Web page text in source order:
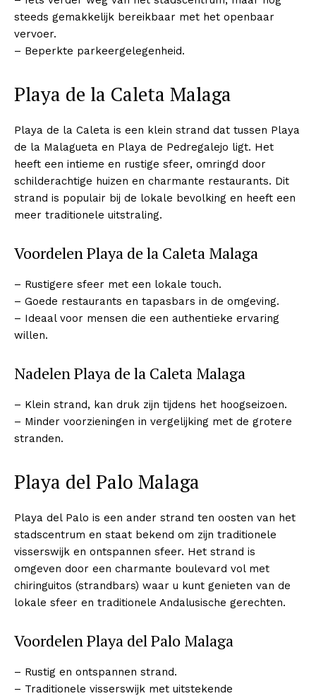
steeds gemakkelijk bereikbaar met het openbaar
vervoer.
– Beperkte parkeergelegenheid.
Playa de la Caleta Malaga
Playa de la Caleta is een klein strand dat tussen Playa
de la Malagueta en Playa de Pedregalejo ligt. Het
heeft een intieme en rustige sfeer, omringd door
schilderachtige huizen en charmante restaurants. Dit
strand is populair bij de lokale bevolking en heeft een
meer traditionele uitstraling.
Voordelen Playa de la Caleta Malaga
– Rustigere sfeer met een lokale touch.
– Goede restaurants en tapasbars in de omgeving.
– Ideaal voor mensen die een authentieke ervaring
willen.
Nadelen Playa de la Caleta Malaga
– Klein strand, kan druk zijn tijdens het hoogseizoen.
– Minder voorzieningen in vergelijking met de grotere
stranden.
Playa del Palo Malaga
Playa del Palo is een ander strand ten oosten van het
stadscentrum en staat bekend om zijn traditionele
visserswijk en ontspannen sfeer. Het strand is
omgeven door een charmante boulevard vol met
chiringuitos (strandbars) waar u kunt genieten van de
lokale sfeer en traditionele Andalusische gerechten.
Voordelen Playa del Palo Malaga
– Rustig en ontspannen strand.
– Traditionele visserswijk met uitstekende